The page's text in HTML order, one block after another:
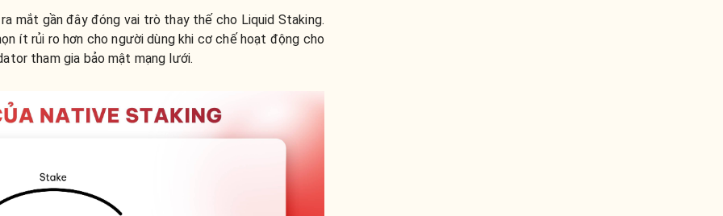
mắt gần đây đóng vai trò thay thế cho Liquid Staking.
ít rủi ro hơn cho người dùng khi cơ chế hoạt động cho
tham gia bảo mật mạng lưới.